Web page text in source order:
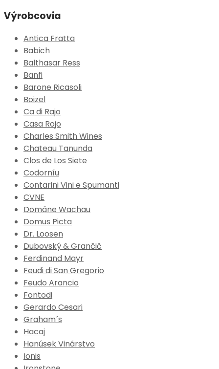
Výrobcovia
Antica Fratta
Babich
Balthasar Ress
Banfi
Barone Ricasoli
Boizel
Ca di Rajo
Casa Rojo
Charles Smith Wines
Chateau Tanunda
Clos de Los Siete
Codorníu
Contarini Vini e Spumanti
CVNE
Domäne Wachau
Domus Picta
Dr. Loosen
Dubovský & Grančič
Ferdinand Mayr
Feudi di San Gregorio
Feudo Arancio
Fontodi
Gerardo Cesari
Graham´s
Hacaj
Hanúsek Vinárstvo
Ionis